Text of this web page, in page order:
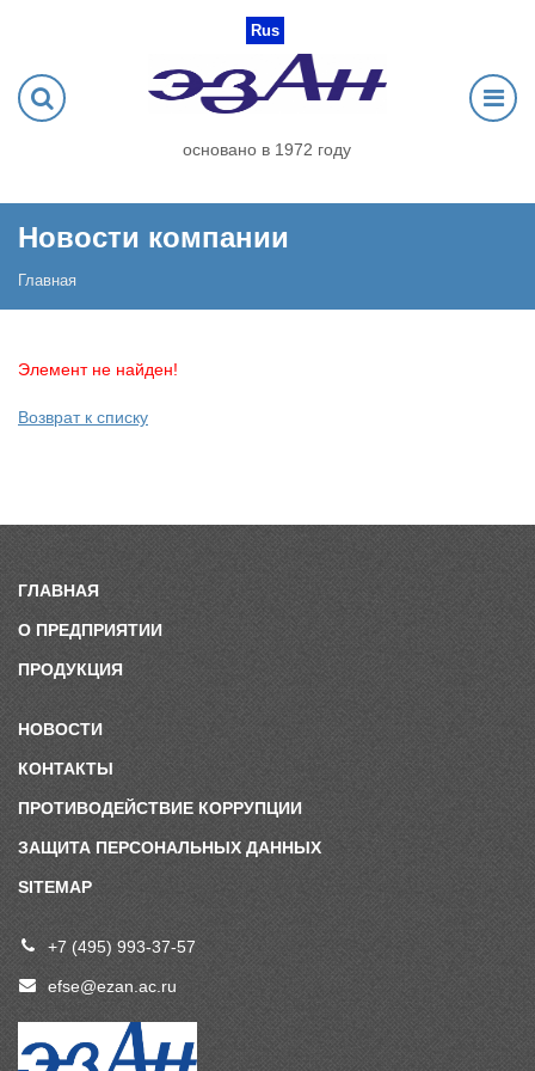
Rus
основано в 1972 году
Новости компании
Главная
Элемент не найден!
Возврат к списку
ГЛАВНАЯ
О ПРЕДПРИЯТИИ
ПРОДУКЦИЯ
НОВОСТИ
КОНТАКТЫ
ПРОТИВОДЕЙСТВИЕ КОРРУПЦИИ
ЗАЩИТА ПЕРСОНАЛЬНЫХ ДАННЫХ
SITEMAP
+7 (495) 993-37-57
efse@ezan.ac.ru